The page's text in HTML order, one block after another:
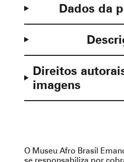
Dados da
Direitos
imagens
O Museu Afro Brasil
se responsabiliza por